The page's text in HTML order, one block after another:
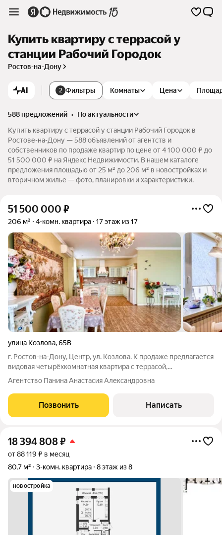
Купить квартиру с террасой у
станции Рабочий Городок
Ростов-на-Дону
AI 2 Фильтры Комнаты Цена
588 предложений •
по актуальности
Купить квартиру с террасой у станции Рабочий Городок в
Ростове-на-Дону — 588 объявлений от агентств и
собственников по продаже квартир по цене от 4 100 000 ₽ до
51 500 000 ₽ на Яндекс Недвижимости. В нашем каталоге
предложения площадью от 25 м² до 206 м² в новостройках и
вторичном жилье — фото, планировки и характеристики.
51 500 000 ₽
206 м² 4-комн. квартира 17 этаж из 17
улица Козлова,65В
г. Ростов-на-Дону, Центр, ул. Козлова. К продаже предлагается
видовая четырёхкомнатная квартира с террасой,
расположенная на высоком этаже. Общая площадь составляет
206 м2, включая открытую террасу площадью 26 м2.
Планировка продумана до мелочей:
Агентство Панина Анастасия Александровна
Позвонить Написать
18 394 808₽
от 88 119 ₽ в месяц
80,7 м²
3-комн. квартира 8 этаж из 8
новостройка